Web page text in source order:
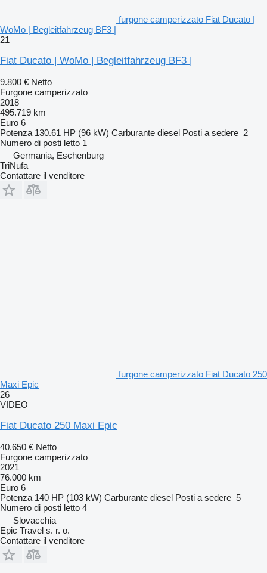
furgone camperizzato Fiat Ducato |
WoMo | Begleitfahrzeug BF3 |
21
Fiat Ducato | WoMo | Begleitfahrzeug BF3 |
9.800 € Netto
Furgone camperizzato
2018
495.719 km
Euro 6
Potenza 130.61 HP (96 kW) Carburante diesel Posti a sedere 2
Numero di posti letto 1
Germania, Eschenburg
TriNufa
Contattare il venditore
furgone camperizzato Fiat Ducato 250
Maxi Epic
26
VIDEO
Fiat Ducato 250 Maxi Epic
40.650 € Netto
Furgone camperizzato
2021
76.000 km
Euro 6
Potenza 140 HP (103 kW) Carburante diesel Posti a sedere 5
Numero di posti letto 4
Slovacchia
Epic Travel s. r. o.
Contattare il venditore